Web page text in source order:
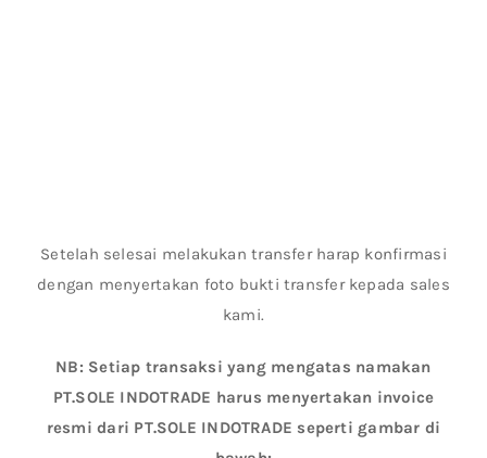
Setelah selesai melakukan transfer harap konfirmasi
dengan menyertakan foto bukti transfer kepada sales
kami.
NB: Setiap transaksi yang mengatas namakan
PT.SOLE INDOTRADE harus menyertakan invoice
resmi dari PT.SOLE INDOTRADE seperti gambar di